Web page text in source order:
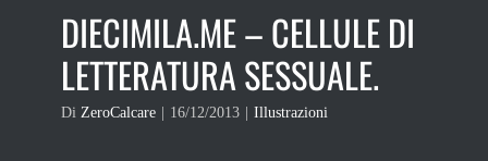
DIECIMILA.ME – CELLULE DI
LETTERATURA SESSUALE.
Di ZeroCalcare 16/12/2013 Illustrazioni